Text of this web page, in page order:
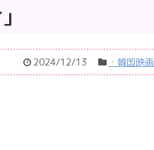
2024/12/13 ・韓国映画